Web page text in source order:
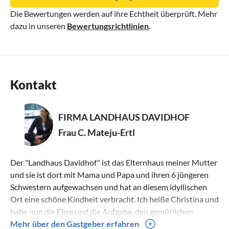
den nahegelegenen Heilthermen von Bad Kleinkirchheim
Ihre leeren Energiespeicher wieder aufladen und mit
wohltuenden Wellnessanwendungen verwöhnen.
Golfen
Golfplatz von Bad Kleinkirchheim verbessern; dieser liegt
Davidhof entfernt.
Ausflugsziele mit ihren Kindern:
mit dem "Nocky Flitzer" auf der Sommerrodelbahn
Turracher Höhe, ein Ausflug in den Reptilienzoo Nockalm -
die größte Ausstellung lebender Gifttiere in Europa - oder
die Besichtigung des Mineralienmuseums Turracher Höhe
werden zu unvergesslichen Erlebnissen für die gesamte
Die Bewertungen werden auf ihre Echtheit überprüft. Mehr
dazu in unseren Bewertungsrichtlinien
Kontakt
FIRMA LANDHAUS DAVIDHOF
Frau C. Mateju-Ertl
Der "Landhaus Davidhof" ist das Elternhaus meiner Mutter
und sie ist dort mit Mama und Papa und ihren 6 jüngeren
Schwestern aufgewachsen und hat an diesem idyllischen
Ort eine schöne Kindheit verbracht. Ich heiße Christina und
habe nun die Ehre und die Aufgabe, den gemütlichen
Landhaus Davidhof weiterzuführen. Es freut mich sehr, dass
Mehr über den Gastgeber erfahren